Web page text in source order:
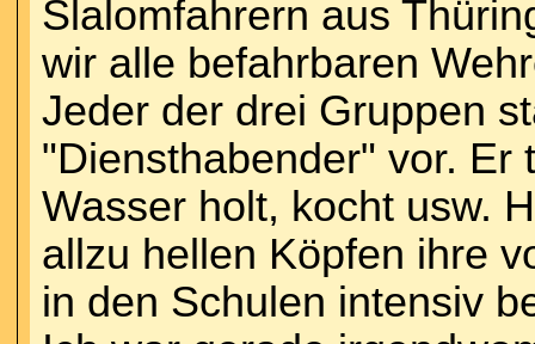
Slalomfahrern aus
wir alle befahrbaren
Jeder der drei Gruppen
"Diensthabender" vor. Er
Wasser holt, kocht usw.
allzu hellen Köpfen ihre
in den Schulen intensiv